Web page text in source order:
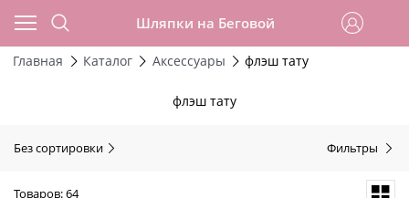
Шляпки на Беговой
Главная Каталог Аксессуары флэш тату
флэш тату
Без сортировки Фильтры
Товаров: 64